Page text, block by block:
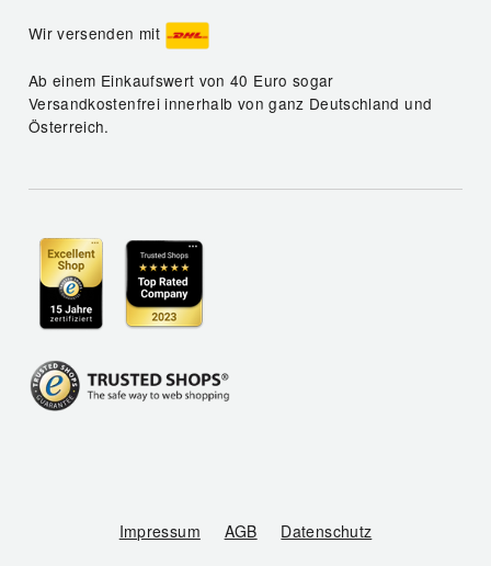
Wir versenden mit
Ab einem Einkaufswert von 40 Euro sogar
Versandkostenfrei innerhalb von ganz Deutschland und
Österreich.
Impressum AGB Datenschutz